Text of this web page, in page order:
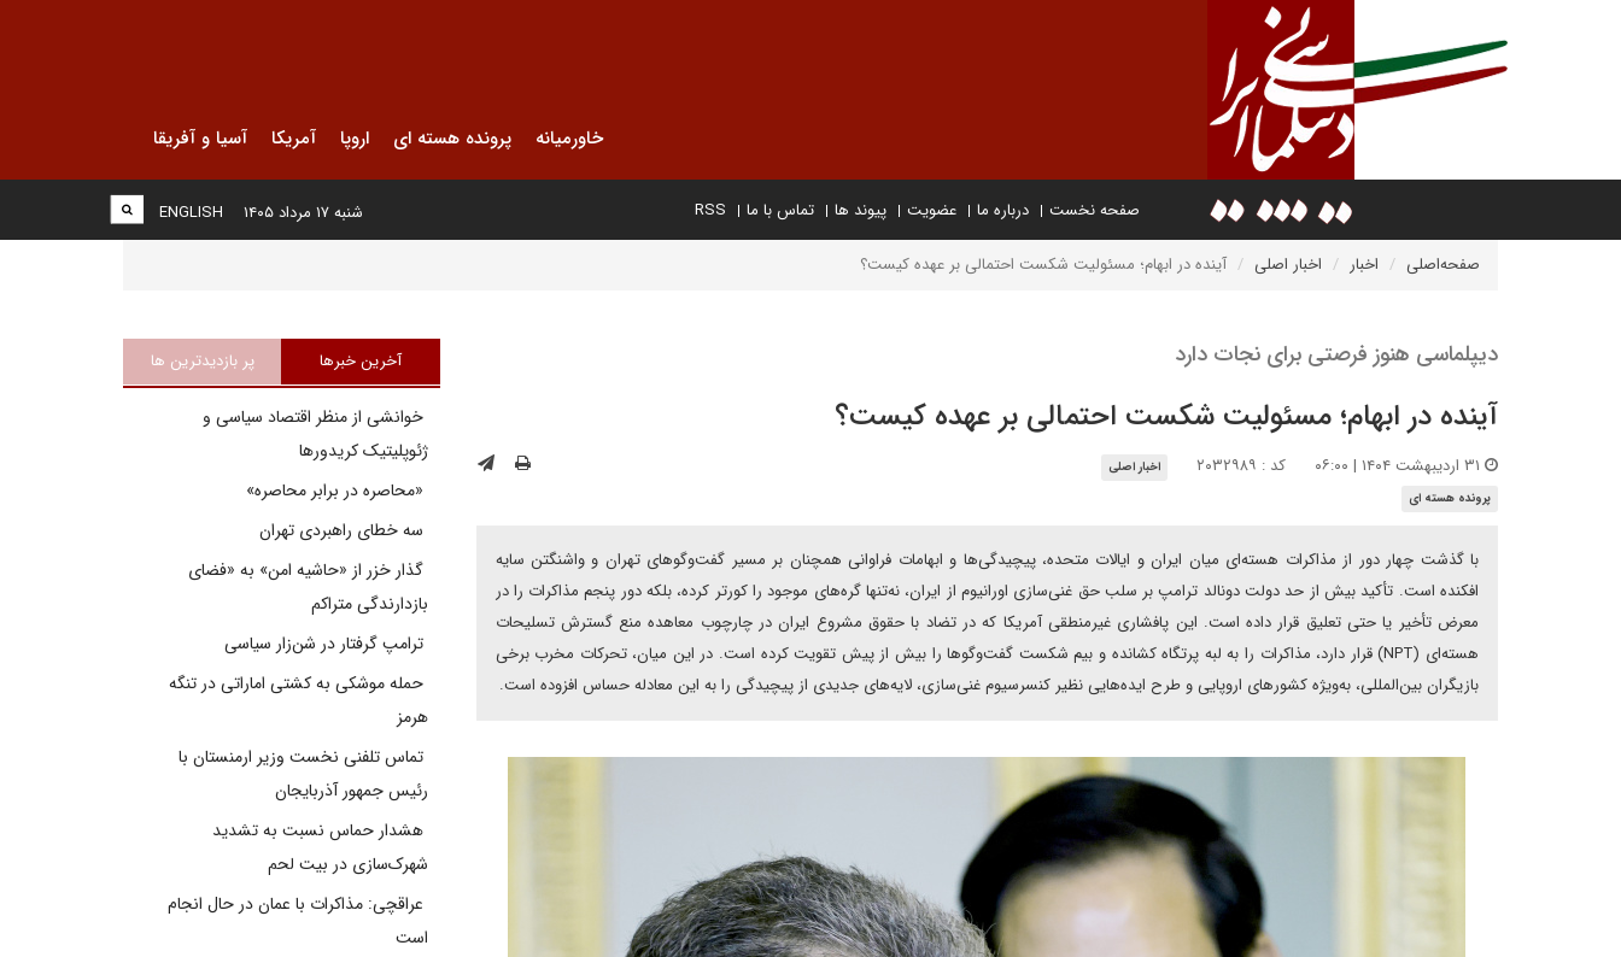
خاورمیانه پرونده هسته ای اروپا آمریکا آسیا و آفریقا
صفحه نخست درباره ما عضویت پیوند ها تماس با ما RSS
ENGLISH شنبه ۱۷ مرداد ۱۴۰۵
صفحه‌اصلی اخبار اخبار اصلی آینده‌ در ابهام؛ مسئولیت شکست احتمالی بر عهده کیست؟
دیپلماسی هنوز فرصتی برای نجات دارد
آینده‌ در ابهام؛ مسئولیت شکست احتمالی بر عهده کیست؟
کد : ۲۰۳۲۹۸۹
اخبار اصلی
پرونده هسته ای
با گذشت چهار دور از مذاکرات هسته‌ای میان ایران و ایالات متحده، پیچیدگی‌ها و ابهامات فراوانی همچنان بر مسیر گفت‌وگوهای تهران و واشنگتن سایه
افکنده است. تأکید بیش از حد دولت دونالد ترامپ بر سلب حق غنی‌سازی اورانیوم از ایران، نه‌تنها گره‌های موجود را کورتر کرده، بلکه دور پنجم مذاکرات را در
معرض تأخیر یا حتی تعلیق قرار داده است. این پافشاری غیرمنطقی آمریکا که در تضاد با حقوق مشروع ایران در چارچوب معاهده منع گسترش تسلیحات
هسته‌ای (NPT) قرار دارد، مذاکرات را به لبه پرتگاه کشانده و بیم شکست گفت‌وگوها را بیش از پیش تقویت کرده است. در این میان، تحرکات مخرب برخی
بازیگران بین‌المللی، به‌ویژه کشورهای اروپایی و طرح ایده‌هایی نظیر کنسرسیوم غنی‌سازی، لایه‌های جدیدی از پیچیدگی را به این معادله حساس افزوده است.
آخرین خبرها پر بازدیدترین ها
خوانشی از منظر اقتصاد سیاسی و
ژئوپلیتیک کریدورها
«محاصره در برابر محاصره»
سه خطای راهبردی تهران
گذار خزر از «حاشیه امن» به «فضای
بازدارندگی متراکم
ترامپ گرفتار در شن‌زار سیاسی
حمله موشکی به کشتی اماراتی در تنگه
هرمز
تماس تلفنی نخست وزیر ارمنستان با
رئیس جمهور آذربایجان
هشدار حماس نسبت به تشدید
شهرک‌سازی در بیت‌ لحم
عراقچی: مذاکرات با عمان در حال انجام
است